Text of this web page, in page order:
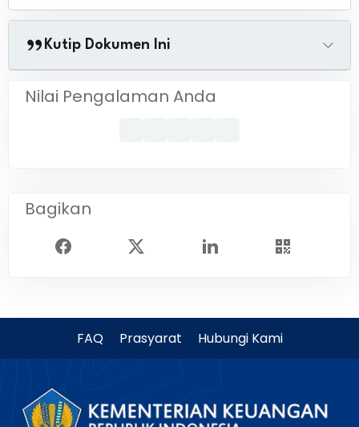
Kutip Dokumen Ini
Nilai Pengalaman Anda
Bagikan
FAQ Prasyarat Hubungi Kami